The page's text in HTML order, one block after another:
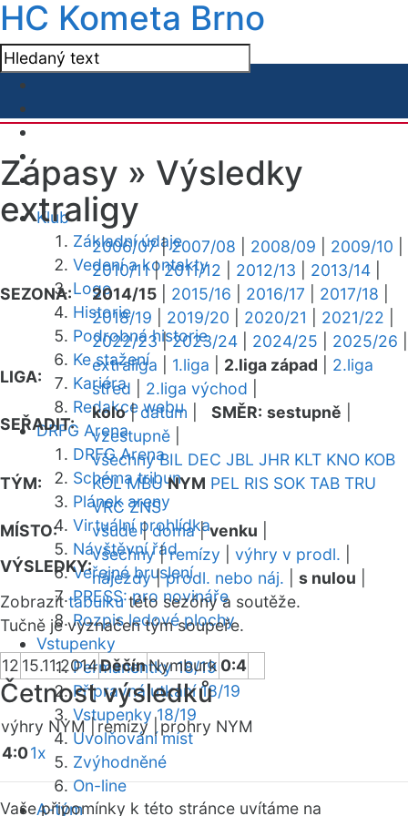
HC Kometa Brno
Klub
Základní údaje
Vedení a kontakty
Logo
Historie
Podrobná historie
Ke stažení
Kariéra
Redakce webu
DRFG Arena
DRFG Arena
Schéma tribun
Plánek areny
Virtuální prohlídka
Návštěvní řád
Veřejné bruslení
PRESS: pro novináře
Rozpis ledové plochy
Vstupenky
Permanentky 18/19
Přípravná utkání 18/19
Vstupenky 18/19
Uvolňování míst
Zvýhodněné
On-line
A-tým
Zápasy » Výsledky
extraligy
SEZONA:
2006/07|2007/08 2008/09 2009/10
2010/11|2011/12 2012/13 2013/14
2014/15
2015/16 2016/17 2017/18
2018/19
2019/20 2020/21 2021/22
2022/23|2023/24 2024/25 2025/26
LIGA:
extraliga 1.liga 2.liga západ
2.liga
střed
2.liga východ
SEŘADIT:
kolo|datum SMĚR: sestupně
vzestupně
TÝM:
všechny BIL DEC JBL JHR KLT KNO KOB
KOL MBU NYM PEL RIS SOK TAB TRU
VRC ZNS
MÍSTO:
všude|doma|venku
VÝSLEDKY:
všechny|remízy výhry v prodl.
nájezdy|prodl. nebo náj. s nulou
Zobrazittabulkutéto sezóny a soutěže.
Tučně je vyznačen tým soupeře.
12 15.11.2014DěčínNymburk 0:4
Četnost výsledků
výhry NYM |remízy | prohry NYM
4:01x
Vaše připomínky k této stránce uvítáme na